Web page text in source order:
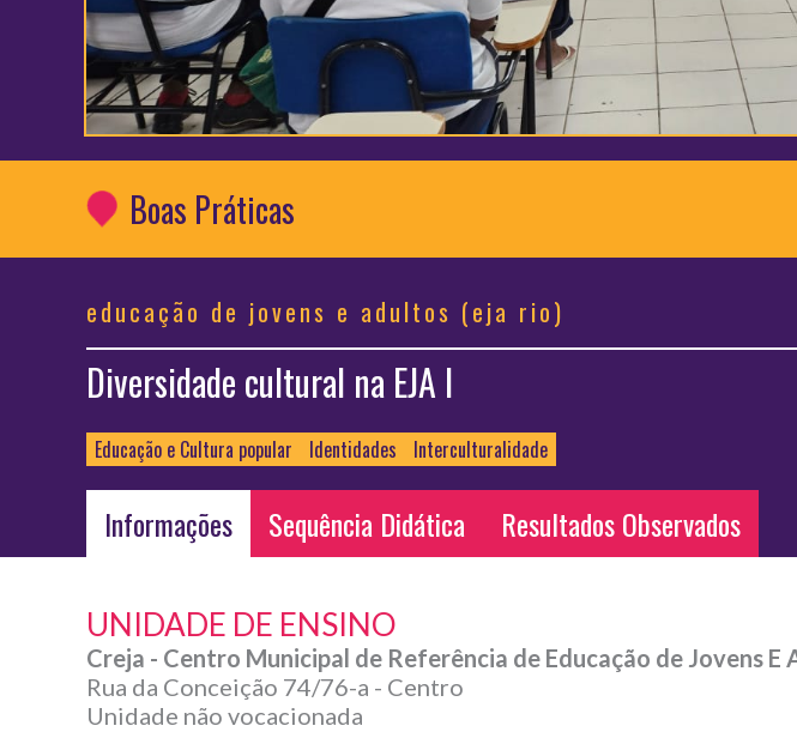
Boas Práticas
educação de jovens e adultos (eja rio)
Diversidade cultural na EJA I
Educação e Cultura popular Identidades Interculturalidade
Informações Sequência Didática Resultados Observados
UNIDADE DE ENSINO
Creja - Centro Municipal de Referência de Educação de Jovens E
Rua da Conceição 74/76-a - Centro
Unidade não vocacionada